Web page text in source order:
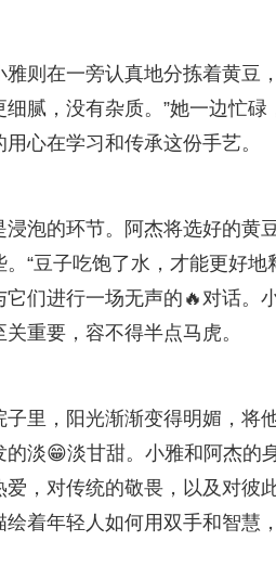
雅则在一旁认真地分拣着黄豆
细腻，没有杂质。”她一边忙
用心在学习和传承这份手艺。
浸泡的环节。阿杰将选好的黄
。“豆子吃饱了水，才能更好
它们进行一场无声的🔥对话。
关重要，容不得半点马虎。
子里，阳光渐渐变得明媚，将
的淡😁淡甘甜。小雅和阿杰的
爱，对传统的敬畏，以及对彼
绘着年轻人如何用双手和智慧